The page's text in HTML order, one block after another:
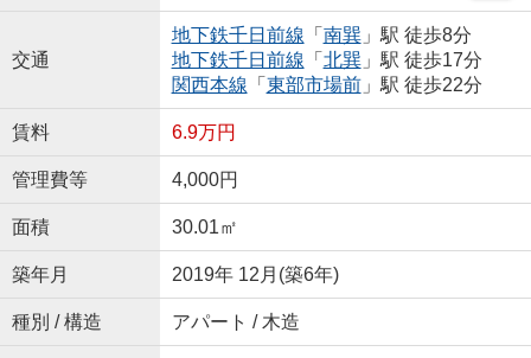
交通
地下鉄千日前線 「 南巽」駅 徒歩8分
地下鉄千日前線 「 北巽」駅 徒歩17分
関西本線 「 東部市場前」駅 徒歩22分
賃料 6.9万円
管理費等 4,000円
面積 30.01㎡
築年月 2019年 12月(築6年)
種別 / 構造 アパート / 木造